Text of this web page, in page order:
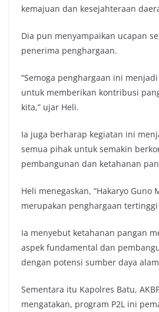
kemajuan dan kesejahteraan
Dia pun menyampaikan ucapan
penerima penghargaan.
“Semoga penghargaan ini
untuk memberikan kontribusi
kita,” ujar Heli.
Ia juga berharap kegiatan ini
semua pihak untuk semakin
pembangunan dan ketahanan
Heli menegaskan, “Hakaryo Guno
merupakan penghargaan
Ia menyebut ketahanan pangan
aspek fundamental dan
dengan potensi sumber daya
Sementara itu Kapolres Batu,
mengatakan, program P2L ini